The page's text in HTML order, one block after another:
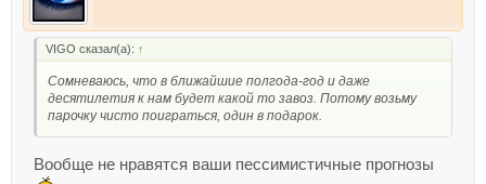
VIGO сказал(а): ↑
Сомневаюсь, что в ближайшие полгода-год и даже
десятилетия к нам будет какой то завоз. Потому возьму
парочку чисто поиграться, один в подарок.
Вообще не нравятся ваши пессимистичные прогнозы